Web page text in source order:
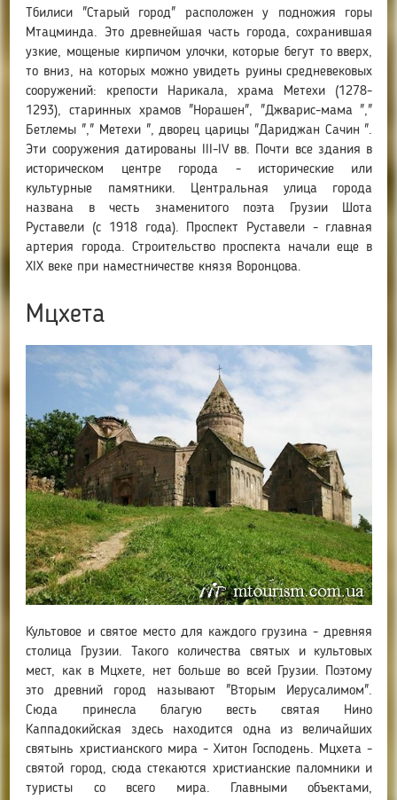
Тбилиси "Старый город" расположен у подножия горы
Мтацминда. Это древнейшая часть города, сохранившая
узкие, мощеные кирпичом улочки, которые бегут то вверх,
то вниз, на которых можно увидеть руины средневековых
сооружений: крепости Нарикала, храма Метехи (1278-
1293), старинных храмов "Норашен", "Джварис-мама ","
Бетлемы "," Метехи ", дворец царицы "Дариджан Сачин ".
Эти сооружения датированы III-IV вв. Почти все здания в
историческом центре города - исторические или
культурные памятники. Центральная улица города
названа в честь знаменитого поэта Грузии Шота
Руставели (с 1918 года). Проспект Руставели - главная
артерия города. Строительство проспекта начали еще в
XIX веке при наместничестве князя Воронцова.
Мцхета
Культовое и святое место для каждого грузина - древняя
столица Грузии. Такого количества святых и культовых
мест, как в Мцхете, нет больше во всей Грузии. Поэтому
это древний город называют "Вторым Иерусалимом".
Сюда принесла благую весть святая Нино
Каппадокийская здесь находится одна из величайших
святынь христианского мира - Хитон Господень. Мцхета -
святой город, сюда стекаются христианские паломники и
туристы со всего мира. Главными объектами,